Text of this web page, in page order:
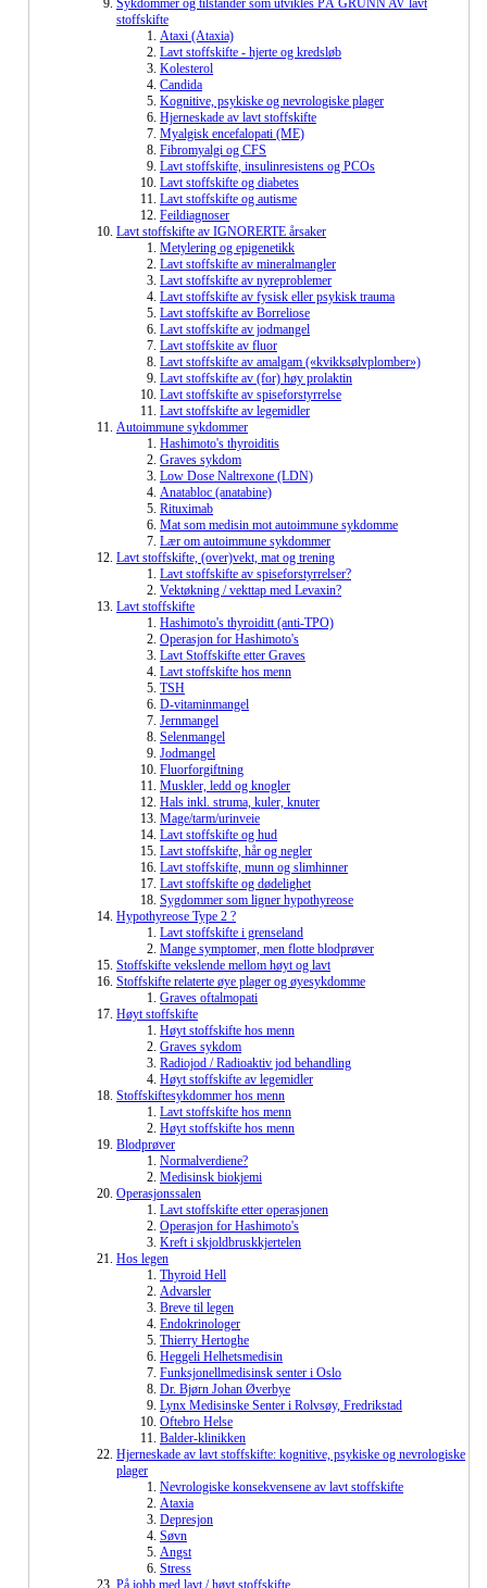
Sykdommer og tilstander som utvikles PÅ GRUNN AV lavt
stoffskifte
Ataxi (Ataxia)
Lavt stoffskifte - hjerte og kredsløb
Kolesterol
Candida
Kognitive, psykiske og nevrologiske plager
Hjerneskade av lavt stoffskifte
Myalgisk encefalopati (ME)
Fibromyalgi og CFS
Lavt stoffskifte, insulinresistens og PCOs
Lavt stoffskifte og diabetes
Lavt stoffskifte og autisme
Feildiagnoser
Lavt stoffskifte av IGNORERTE årsaker
Metylering og epigenetikk
Lavt stoffskifte av mineralmangler
Lavt stoffskifte av nyreproblemer
Lavt stoffskifte av fysisk eller psykisk trauma
Lavt stoffskifte av Borreliose
Lavt stoffskifte av jodmangel
Lavt stoffskite av fluor
Lavt stoffskifte av amalgam («kvikksølvplomber»)
Lavt stoffskifte av (for) høy prolaktin
Lavt stoffskifte av spiseforstyrrelse
Lavt stoffskifte av legemidler
Autoimmune sykdommer
Hashimoto's thyroiditis
Graves sykdom
Low Dose Naltrexone (LDN)
Anatabloc (anatabine)
Rituximab
Mat som medisin mot autoimmune sykdomme
Lær om autoimmune sykdommer
Lavt stoffskifte, (over)vekt, mat og trening
Lavt stoffskifte av spiseforstyrrelser?
Vektøkning / vekttap med Levaxin?
Lavt stoffskifte
Hashimoto's thyroiditt (anti-TPO)
Operasjon for Hashimoto's
Lavt Stoffskifte etter Graves
Lavt stoffskifte hos menn
TSH
D-vitaminmangel
Jernmangel
Selenmangel
Jodmangel
Fluorforgiftning
Muskler, ledd og knogler
Hals inkl. struma, kuler, knuter
Mage/tarm/urinveie
Lavt stoffskifte og hud
Lavt stoffskifte, hår og negler
Lavt stoffskifte, munn og slimhinner
Lavt stoffskifte og dødelighet
Sygdommer som ligner hypothyreose
Hypothyreose Type 2 ?
Lavt stoffskifte i grenseland
Mange symptomer, men flotte blodprøver
Stoffskifte vekslende mellom høyt og lavt
Stoffskifte relaterte øye plager og øyesykdomme
Graves oftalmopati
Høyt stoffskifte
Høyt stoffskifte hos menn
Graves sykdom
Radiojod / Radioaktiv jod behandling
Høyt stoffskifte av legemidler
Stoffskiftesykdommer hos menn
Lavt stoffskifte hos menn
Høyt stoffskifte hos menn
Blodprøver
Normalverdiene?
Medisinsk biokjemi
Operasjonssalen
Lavt stoffskifte etter operasjonen
Operasjon for Hashimoto's
Kreft i skjoldbruskkjertelen
Hos legen
Thyroid Hell
Advarsler
Breve til legen
Endokrinologer
Thierry Hertoghe
Heggeli Helhetsmedisin
Funksjonellmedisinsk senter i Oslo
Dr. Bjørn Johan Øverbye
Lynx Medisinske Senter i Rolvsøy, Fredrikstad
Oftebro Helse
Balder-klinikken
Hjerneskade av lavt stoffskifte: kognitive, psykiske og nevrologiske
plager
Nevrologiske konsekvensene av lavt stoffskifte
Ataxia
Depresjon
Søvn
Angst
Stress
På jobb med lavt / høyt stoffskifte